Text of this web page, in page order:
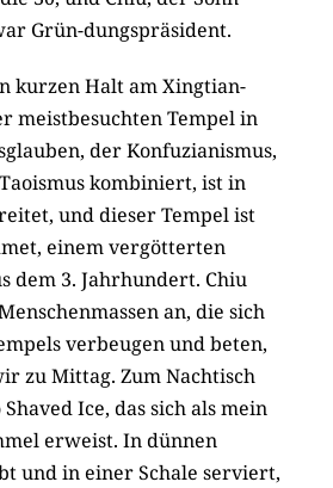
Grün-dungspräsident.
kurzen Halt am Xingtian-
meistbesuchten Tempel in
der Konfuzianismus,
kombiniert, ist in
und dieser Tempel ist
einem vergötterten
dem 3. Jahrhundert. Chiu
an, die sich
verbeugen und beten,
zu Mittag. Zum Nachtisch
Ice, das sich als mein
erweist. In dünnen
und in einer Schale serviert,